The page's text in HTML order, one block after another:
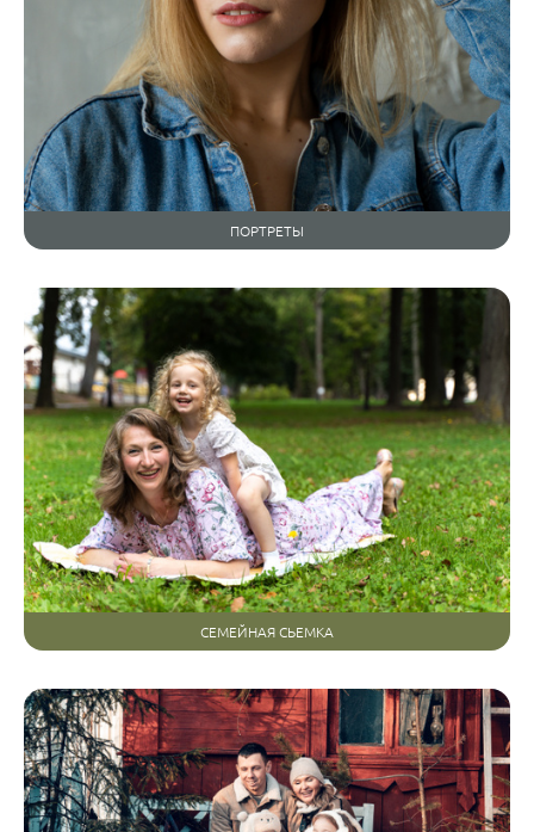
ПОРТРЕТЫ
СЕМЕЙНАЯ СЬЕМКА